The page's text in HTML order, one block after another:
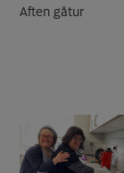
Aften gåtur